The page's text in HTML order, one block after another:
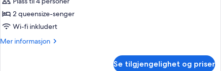
2
queensize-
balkong,
2 queensize-senger
Wi-fi inkludert
Mer informasjon
Mer
Se tilgjengelighet og priser